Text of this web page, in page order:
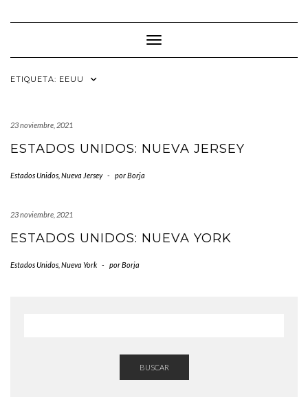
Cambiar modo de navegación
ETIQUETA: EEUU
23 noviembre, 2021
ESTADOS UNIDOS: NUEVA JERSEY
Estados Unidos Nueva Jersey - porBorja
23 noviembre, 2021
ESTADOS UNIDOS: NUEVA YORK
Estados Unidos Nueva York - porBorja
BUSCAR